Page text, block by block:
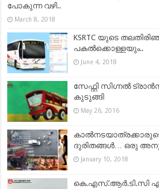
പോകുന്ന വഴി..
March 8, 2018
KSRTC യുടെ
പകൽക്കൊള്ളയും..
June 4, 2018
സേഫ്റ്റി സിഗ്നൽ
കുടുങ്ങി
May 26, 2016
ദുരിതങ്ങൾ… ഒരു
January 10, 2018
കെ.എസ്.ആര്‍.ടി.സി